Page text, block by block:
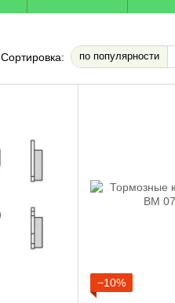
Сортировка: по популярности
−10%